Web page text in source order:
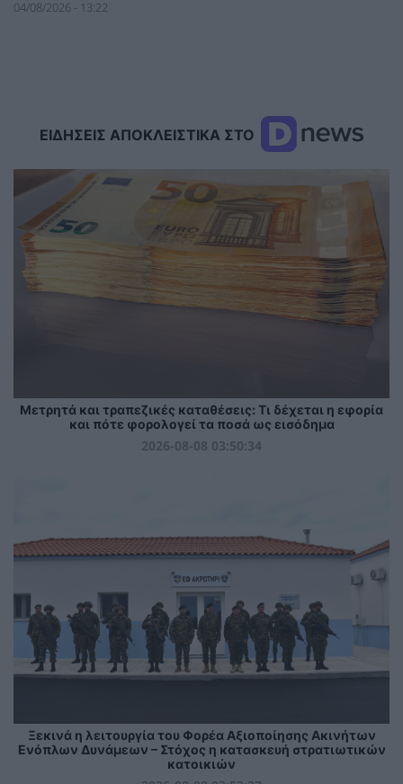
04/08/2026 - 13:22
ΕΙΔΗΣΕΙΣ ΑΠΟΚΛΕΙΣΤΙΚΑ ΣΤΟ
Μετρητά και τραπεζικές καταθέσεις: Τι δέχεται η εφορία
και πότε φορολογεί τα ποσά ως εισόδημα
2026-08-08 03:50:34
Ξεκινά η λειτουργία του Φορέα Αξιοποίησης Ακινήτων
Ενόπλων Δυνάμεων – Στόχος η κατασκευή στρατιωτικών
κατοικιών